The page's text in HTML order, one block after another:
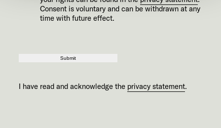
den störungsfreien Betrieb der Webseite und die
Ermöglichung der Seitennavigation erforderlich sind.
Consent is voluntary and can be withdrawn at any
time with future effect.
Submit
I have read and acknowledge the privacy statement.